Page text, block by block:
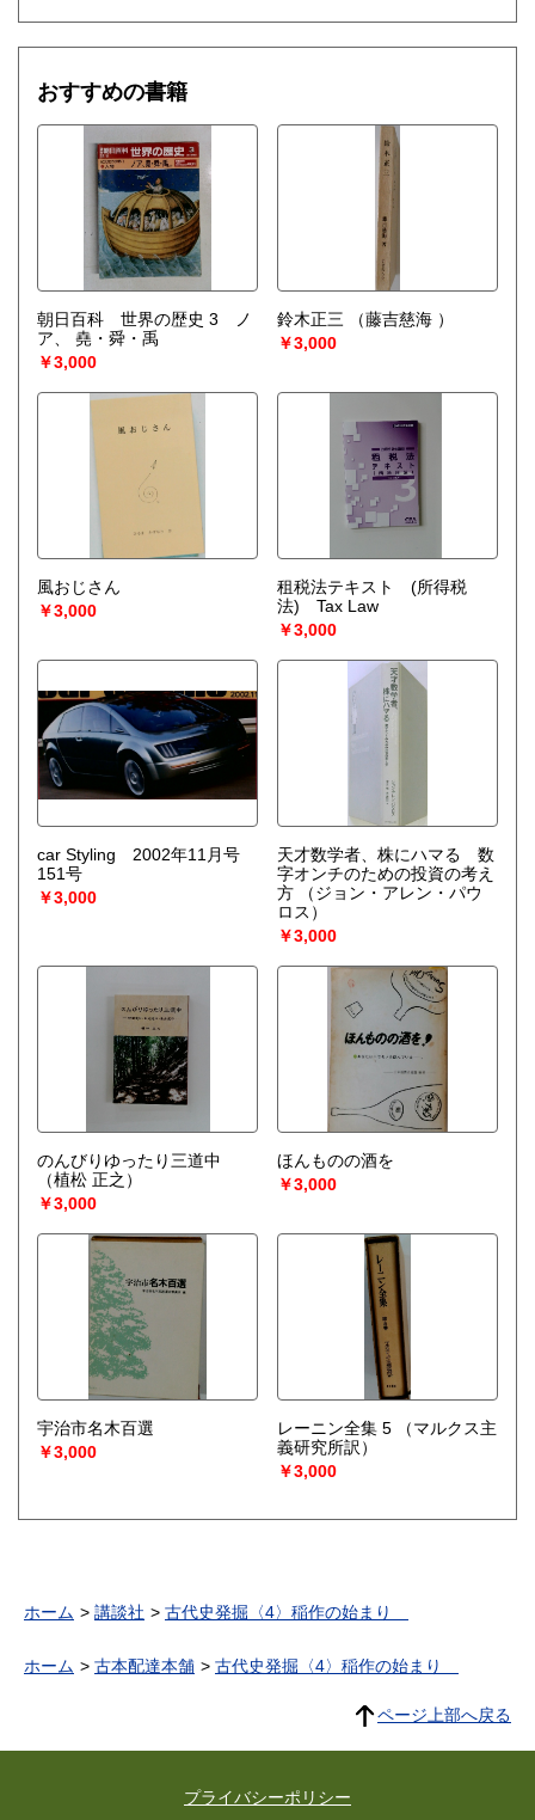
おすすめの書籍
朝日百科 世界の歴史 3 ノ
ア、 堯・舜・禹
￥3,000
鈴木正三
（藤吉慈海 ）
￥3,000
風おじさん
￥3,000
租税法テキスト (所得税
法) Tax Law
￥3,000
car Styling 2002年11月号
151号
￥3,000
天才数学者、株にハマる 数
字オンチのための投資の考え
方
（ジョン・アレン・パウ
ロス）
￥3,000
のんびりゆったり三道中
（植松 正之）
￥3,000
ほんものの酒を
￥3,000
宇治市名木百選
￥3,000
レーニン全集 5
（マルクス主
義研究所訳）
￥3,000
ホーム 講談社 古代史発掘〈4〉稲作の始まり
ホーム 古本配達本舗 古代史発掘〈4〉稲作の始まり
ページ上部へ戻る
プライバシーポリシー